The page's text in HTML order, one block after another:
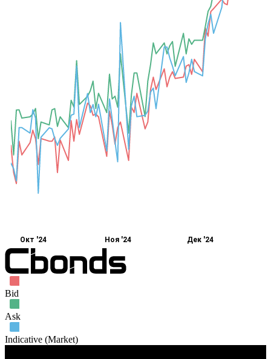
Окт '24 Ноя '24 Дек '24
Bid
Ask
Indicative (Market)